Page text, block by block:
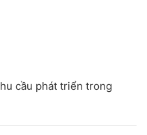
cầu phát triển trong